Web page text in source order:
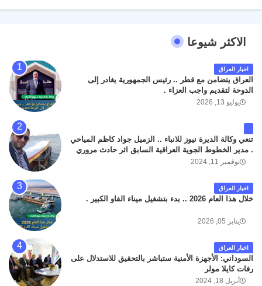
الاكثر شيوعا
اخبار العراق
العراق يتضامن مع قطر .. رئيس الجمهورية يغادر إلى
الدوحة لتقديم واجب العزاء .
يوليو 13, 2026
تنعي وكالة الديرة نيوز للانباء .. الزميل جواد كاظم المياحي
. مدير الخطوط الجوية العراقية السابق اثر حادث مروري
داخل مطار البصرة الدولي اليوم الاثنين على الطريق
كان سبب الحادث يعود لتصادم عجلته مع عجلة نوع كيا بنكو
تابعة لشركة الهلال الماسكة لإعمار مطار البصرة الدولي .
سائلين الله عز وجل ان يتغمد الفقيد بواسع رحمته ، و انا
نوفمبر 11, 2024
اخبار العراق
خلال هذا العام 2026 .. بدء بتشغيل ميناء الفاو الكبير .
يناير 05, 2026
اخبار العراق
السوداني: الأجهزة الأمنية ستباشر بالتحقيق للاستدلال على
رفات كايلا مولر
أبريل 18, 2024